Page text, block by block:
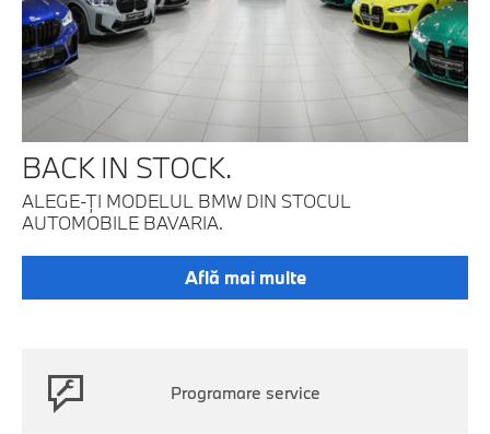
BACK IN STOCK.
ALEGE-ŢI MODELUL BMW DIN STOCUL
AUTOMOBILE BAVARIA.
Află mai multe
Programare service